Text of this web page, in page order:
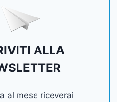
ALLA
al mese riceverai